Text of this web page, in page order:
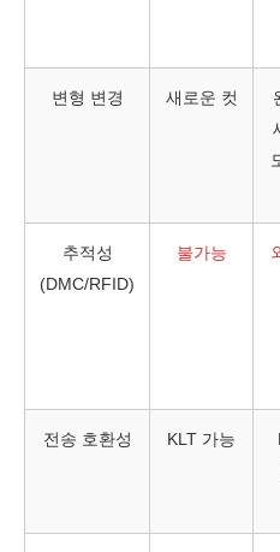
변형 변경 새로운 컷
추적성
(DMC/RFID)
불가능
전송 호환성 KLT 가능